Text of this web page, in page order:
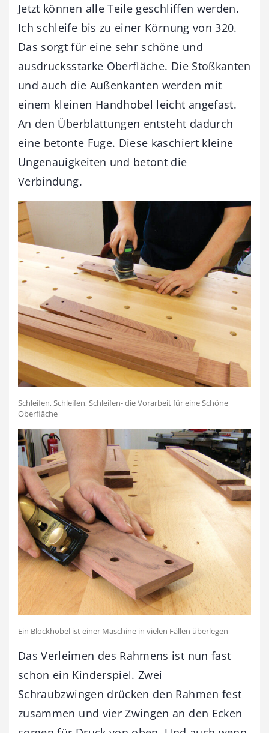
Jetzt können alle Teile geschliffen werden.
Ich schleife bis zu einer Körnung von 320.
Das sorgt für eine sehr schöne und
ausdrucksstarke Oberfläche. Die Stoßkanten
und auch die Außenkanten werden mit
einem kleinen Handhobel leicht angefast.
An den Überblattungen entsteht dadurch
eine betonte Fuge. Diese kaschiert kleine
Ungenauigkeiten und betont die
Verbindung.
Schleifen, Schleifen, Schleifen- die Vorarbeit für eine Schöne
Oberfläche
Ein Blockhobel ist einer Maschine in vielen Fällen überlegen
Das Verleimen des Rahmens ist nun fast
schon ein Kinderspiel. Zwei
Schraubzwingen drücken den Rahmen fest
zusammen und vier Zwingen an den Ecken